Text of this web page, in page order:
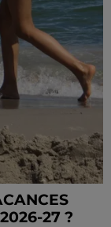
27 ?